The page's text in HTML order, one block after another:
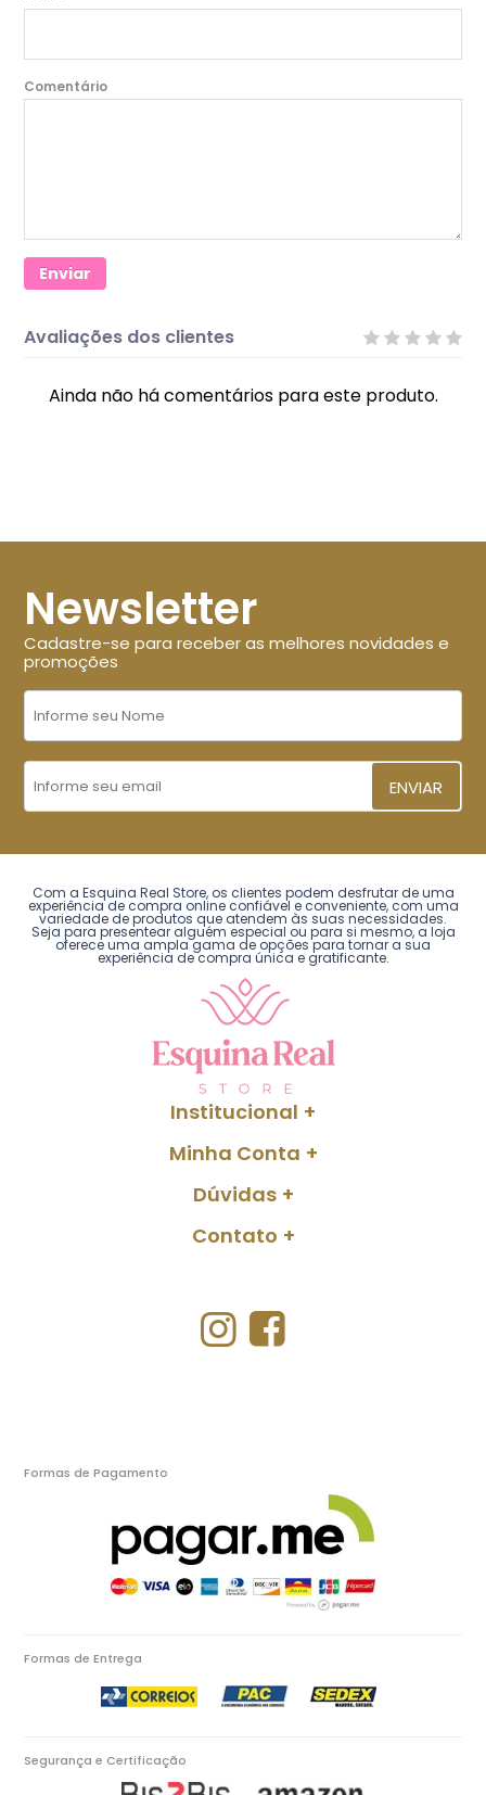
Comentário
Enviar
Avaliações dos clientes
Ainda não há comentários para este produto.
Newsletter
Cadastre-se para receber as melhores novidades e
promoções
ENVIAR
Com a Esquina Real Store, os clientes podem desfrutar de uma
experiência de compra online confiável e conveniente, com uma
variedade de produtos que atendem às suas necessidades.
Seja para presentear alguém especial ou para si mesmo, a loja
oferece uma ampla gama de opções para tornar a sua
experiência de compra única e gratificante.
Institucional
Minha Conta
Dúvidas
Contato
Formas de Pagamento
Formas de Entrega
Segurança e Certificação